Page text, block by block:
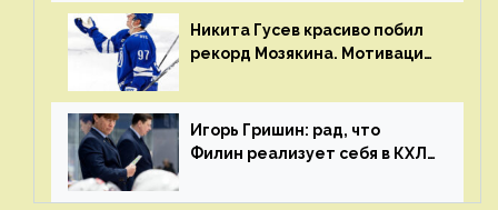
Никита Гусев красиво побил
рекорд Мозякина. Мотивации
много
Игорь Гришин: рад, что
Филин реализует себя в КХЛ
стали загонять его в рамки